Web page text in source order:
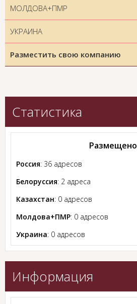
МОЛДОВА+ПМР
УКРАИНА
Разместить свою компанию
Статистика
Размещено
Россия: 36 адресов
Белоруссия: 2 адреса
Казахстан: 0 адресов
Молдова+ПМР: 0 адресов
Украина: 0 адресов
Информация